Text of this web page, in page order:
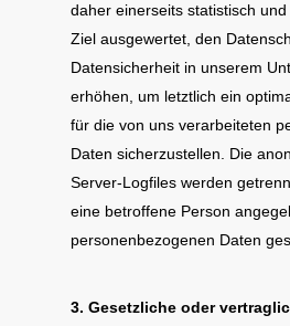
daher einerseits statistisch
Ziel ausgewertet, den
Datensicherheit in unserem
erhöhen, um letztlich ein
für die von uns verarbeiteten
Daten sicherzustellen. Die
Server-Logfiles werden
eine betroffene Person
personenbezogenen Daten
3. Gesetzliche oder